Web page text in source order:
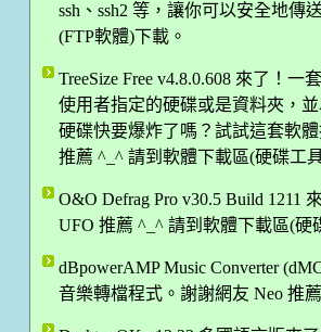
ssh、ssh2 等，讓你可以安全地傳
(FTP軟體)下載。
TreeSize Free v4.8.0.608 來了！
使用者指定的硬碟或是資料夾，
硬碟快要爆炸了嗎？試試這套軟
推薦 ^_^ 請到軟體下載區(硬碟工
O&O Defrag Pro v30.5 Build
UFO 推薦 ^_^ 請到軟體下載區(硬
dBpowerAMP Music Converter
音樂轉檔程式。謝謝網友 Neo 推